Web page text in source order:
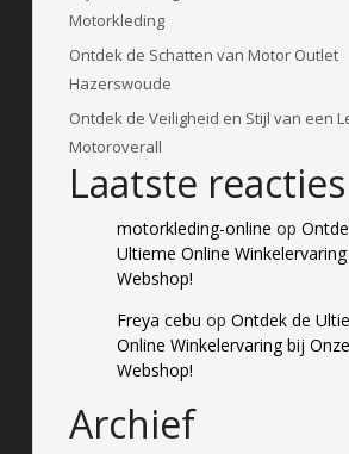
Motorkleding
Ontdek de Schatten van Motor Outlet
Hazerswoude
Ontdek de Veiligheid en Stijl van een
Motoroverall
Laatste reacties
motorkleding-online op
Ultieme Online
Webshop!
Freya cebu op Ontdek de
Online Winkelervaring bij Onze
Webshop!
Archief